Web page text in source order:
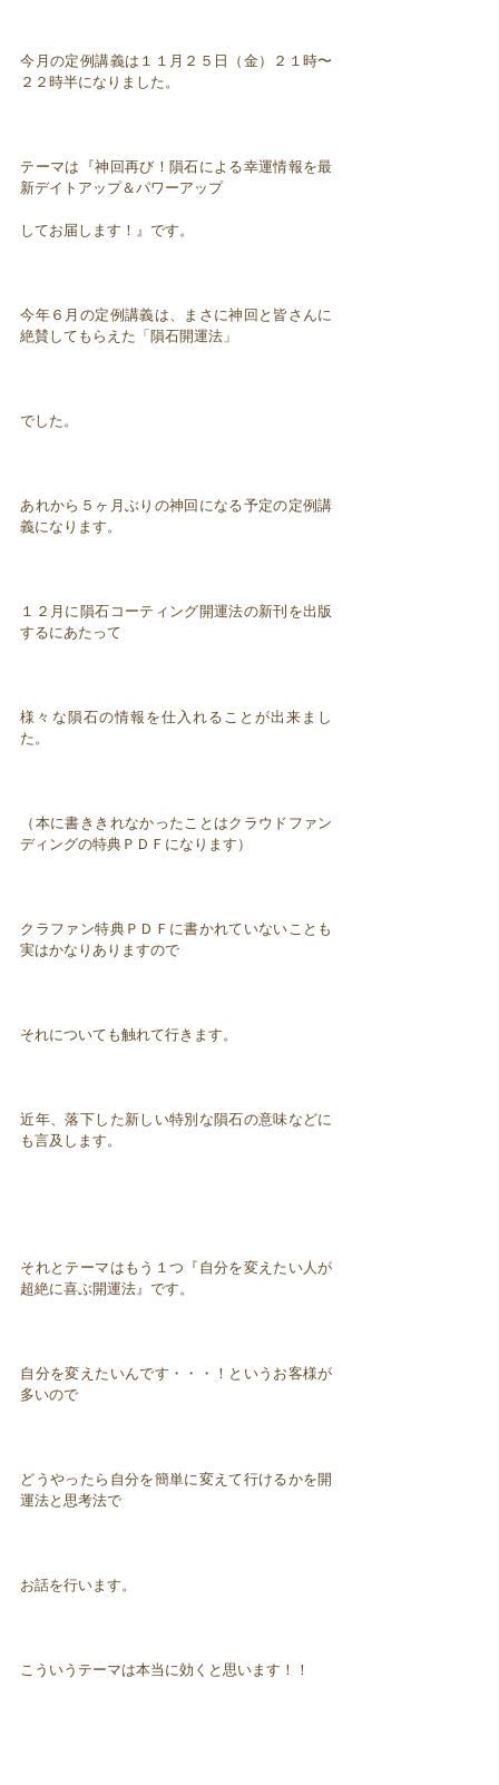
今月の定例講義は１１月２５日（金）２１時〜
２２時半になりました。
テーマは『神回再び！隕石による幸運情報を最
新デイトアップ＆パワーアップ
してお届します！』です。
今年６月の定例講義は、まさに神回と皆さんに
絶賛してもらえた「隕石開運法」
でした。
あれから５ヶ月ぶりの神回になる予定の定例講
義になります。
１２月に隕石コーティング開運法の新刊を出版
するにあたって
様々な隕石の情報を仕入れることが出来まし
た。
（本に書ききれなかったことはクラウドファン
ディングの特典ＰＤＦになります）
クラファン特典ＰＤＦに書かれていないことも
実はかなりありますので
それについても触れて行きます。
近年、落下した新しい特別な隕石の意味などに
も言及します。
それとテーマはもう１つ『自分を変えたい人が
超絶に喜ぶ開運法』です。
自分を変えたいんです・・・！というお客様が
多いので
どうやったら自分を簡単に変えて行けるかを開
運法と思考法で
お話を行います。
こういうテーマは本当に効くと思います！！